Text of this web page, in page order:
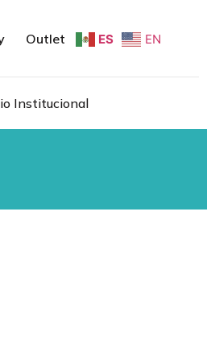
Outlet ES EN
Institucional